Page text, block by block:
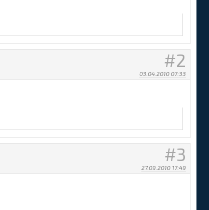
2
03.04.2010 07:33
3
27.09.2010 17:49